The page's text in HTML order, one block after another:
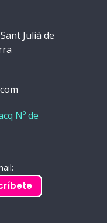
Julià de
Nº de